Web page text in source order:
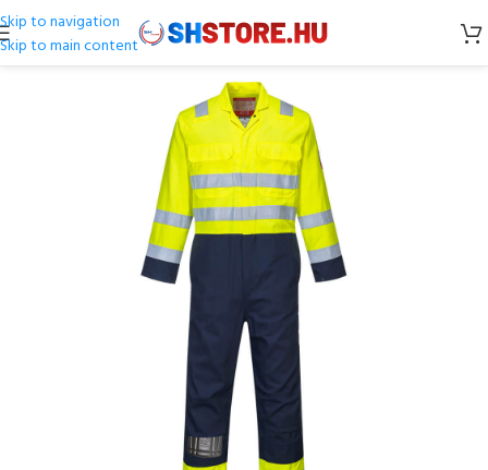
Skip to navigation
Skip to main content